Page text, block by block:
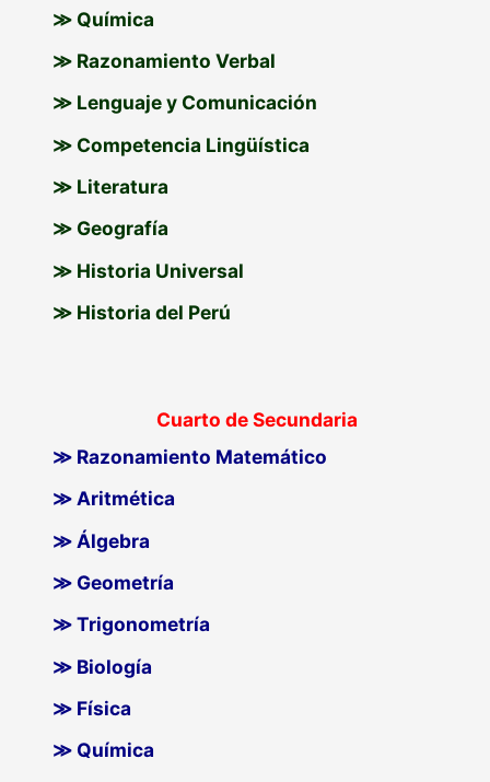
≫ Química
≫ Razonamiento Verbal
≫ Lenguaje y Comunicación
≫ Competencia Lingüística
≫ Literatura
≫ Geografía
≫ Historia Universal
≫ Historia del Perú
Cuarto de Secundaria
≫ Razonamiento Matemático
≫ Aritmética
≫ Álgebra
≫ Geometría
≫ Trigonometría
≫ Biología
≫ Física
≫ Química